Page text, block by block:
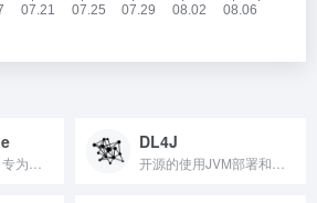
DL4J